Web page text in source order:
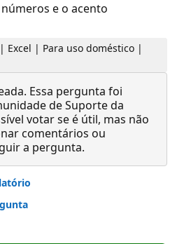
e o acento
Excel | Para uso doméstico |
Essa pergunta foi
de Suporte da
votar se é útil, mas não
comentários ou
a pergunta.